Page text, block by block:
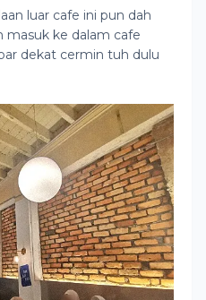
luar cafe ini pun dah
masuk ke dalam cafe
dekat cermin tuh dulu